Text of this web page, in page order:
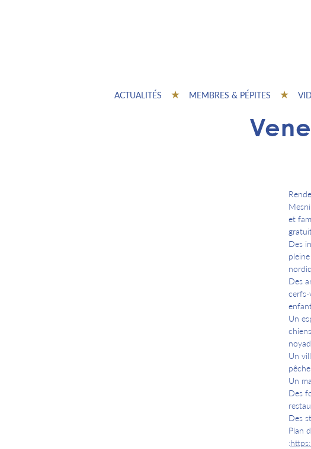
ACTUALITÉS MEMBRES & PÉPITES
et
Des
Des
Un
Un
Un
Des
Des
Plan
: